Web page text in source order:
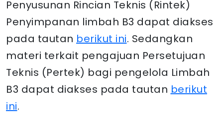
Penyusunan Rincian Teknis (Rintek)
Penyimpanan limbah B3 dapat diakses
pada tautan berikut ini. Sedangkan
materi terkait pengajuan Persetujuan
Teknis (Pertek) bagi pengelola Limbah
B3 dapat diakses pada tautan berikut
ini.